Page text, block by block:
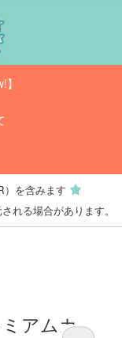
）を含みます
れる場合があります。
ミアムカ